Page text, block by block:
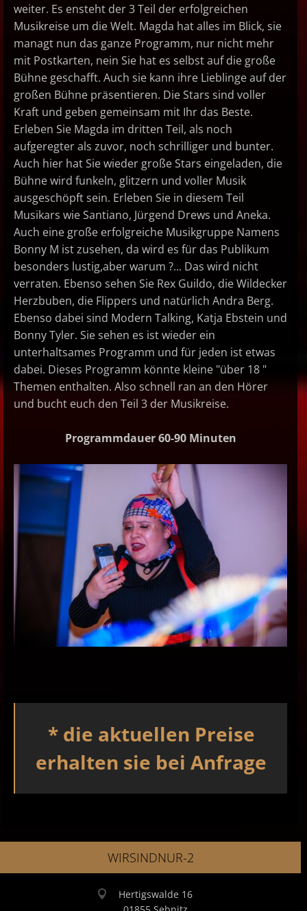
weiter. Es ensteht der 3 Teil der erfolgreichen
Musikreise um die Welt. Magda hat alles im Blick, sie
managt nun das ganze Programm, nur nicht mehr
mit Postkarten, nein Sie hat es selbst auf die große
Bühne geschafft. Auch sie kann ihre Lieblinge auf der
großen Bühne präsentieren. Die Stars sind voller
Kraft und geben gemeinsam mit Ihr das Beste.
Erleben Sie Magda im dritten Teil, als noch
aufgeregter als zuvor, noch schrilliger und bunter.
Auch hier hat Sie wieder große Stars eingeladen, die
Bühne wird funkeln, glitzern und voller Musik
ausgeschöpft sein. Erleben Sie in diesem Teil
Musikars wie Santiano, Jürgend Drews und Aneka.
Auch eine große erfolgreiche Musikgruppe Namens
Bonny M ist zusehen, da wird es für das Publikum
besonders lustig,aber warum ?... Das wird nicht
verraten. Ebenso sehen Sie Rex Guildo, die Wildecker
Herzbuben, die Flippers und natürlich Andra Berg.
Ebenso dabei sind Modern Talking, Katja Ebstein und
Bonny Tyler. Sie sehen es ist wieder ein
unterhaltsames Programm und für jeden ist etwas
dabei. Dieses Programm könnte kleine "über 18 "
Themen enthalten. Also schnell ran an den Hörer
und bucht euch den Teil 3 der Musikreise.
Programmdauer 60-90 Minuten
* die aktuellen Preise
erhalten sie bei Anfrage
WIRSINDNUR-2
Hertigswalde 16